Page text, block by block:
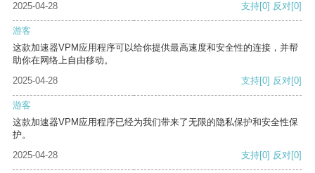
2025-04-28 支持[0] 反对[0]
游客
这款加速器VPM应用程序可以给你提供最高速度和安全性的连接，并帮
助你在网络上自由移动。
2025-04-28
支持[0] 反对[0]
游客
这款加速器VPM应用程序已经为我们带来了无限的隐私保护和安全性保
护。
2025-04-28
支持[0] 反对[0]